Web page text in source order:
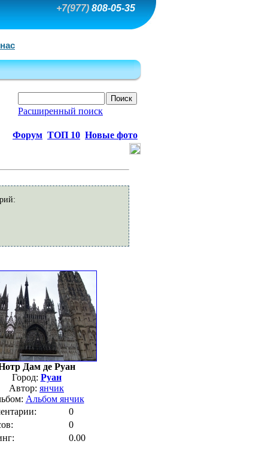
+7(977) 808-05-35
Расширенный поиск
Форум ТОП 10 Новые фото
Дам де Руан
Город: Руан
Автор: янчик
Альбом янчик
0
0
0.00